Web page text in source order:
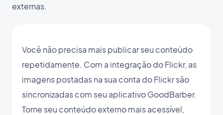
externas.
Você não precisa mais publicar seu conteúdo
repetidamente. Com a integração do Flickr, as
imagens postadas na sua conta do Flickr são
sincronizadas com seu aplicativo GoodBarber.
Torne seu conteúdo externo mais acessível,